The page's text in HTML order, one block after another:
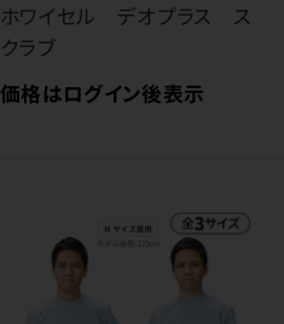
ホワイセル デオプラス ス
クラブ
価格はログイン後表示